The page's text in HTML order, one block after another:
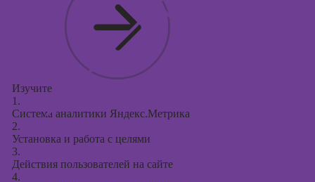
Изучите
1.
Система аналитики Яндекс.Метрика
2.
Установка и работа с целями
3.
Действия пользователей на сайте
4.